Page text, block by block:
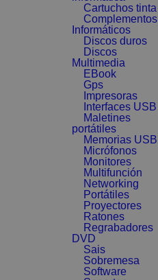
Cartuchos tinta
Complementos
Informáticos
Discos duros
Discos
Multimedia
EBook
Gps
Impresoras
Interfaces USB
Maletines
portátiles
Memorias USB
Micrófonos
Monitores
Multifunción
Networking
Portátiles
Proyectores
Ratones
Regrabadores
DVD
Sais
Sobremesa
Software